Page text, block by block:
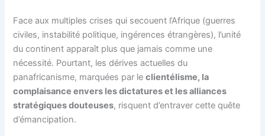
Face aux multiples crises qui secouent l’Afrique (guerres
civiles, instabilité politique, ingérences étrangères), l’unité
du continent apparaît plus que jamais comme une
nécessité. Pourtant, les dérives actuelles du
panafricanisme, marquées par leclientélisme, la
complaisance envers les dictatures et les alliances
stratégiques douteuses, risquent d’entraver cette quête
d’émancipation.